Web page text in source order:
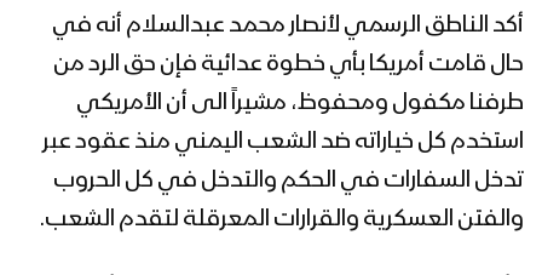
أكد الناطق الرسمي لأنصار محمد عبدالسلام أنه في
حال قامت أمريكا بأي خطوة عدائية فإن حق الرد من
طرفنا مكفول ومحفوظ، مشيراً الى أن الأمريكي
استخدم كل خياراته ضد الشعب اليمني منذ عقود عبر
تدخل السفارات في الحكم والتدخل في كل الحروب
والفتن العسكرية والقرارات المعرقلة لتقدم الشعب.